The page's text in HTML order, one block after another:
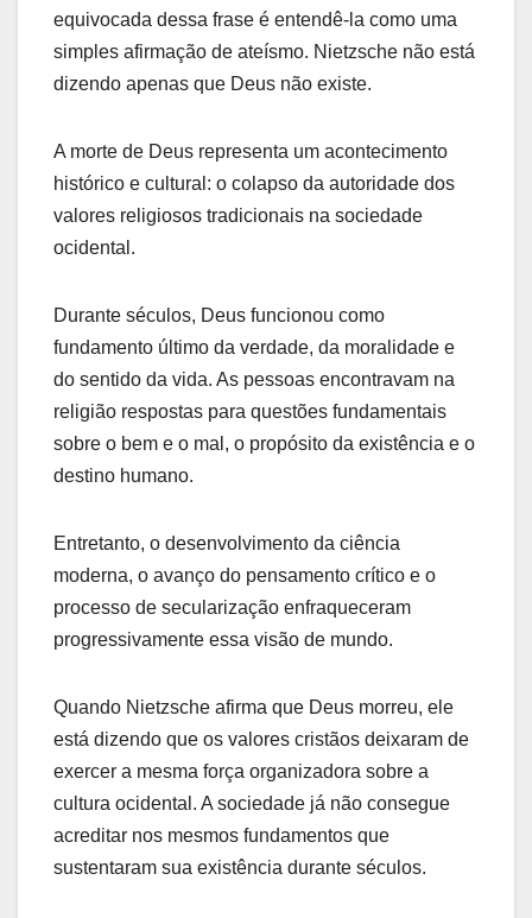
equivocada dessa frase é entendê-la como uma
simples afirmação de ateísmo. Nietzsche não está
dizendo apenas que Deus não existe.
A morte de Deus representa um acontecimento
histórico e cultural: o colapso da autoridade dos
valores religiosos tradicionais na sociedade
ocidental.
Durante séculos, Deus funcionou como
fundamento último da verdade, da moralidade e
do sentido da vida. As pessoas encontravam na
religião respostas para questões fundamentais
sobre o bem e o mal, o propósito da existência e o
destino humano.
Entretanto, o desenvolvimento da ciência
moderna, o avanço do pensamento crítico e o
processo de secularização enfraqueceram
progressivamente essa visão de mundo.
Quando Nietzsche afirma que Deus morreu, ele
está dizendo que os valores cristãos deixaram de
exercer a mesma força organizadora sobre a
cultura ocidental. A sociedade já não consegue
acreditar nos mesmos fundamentos que
sustentaram sua existência durante séculos.